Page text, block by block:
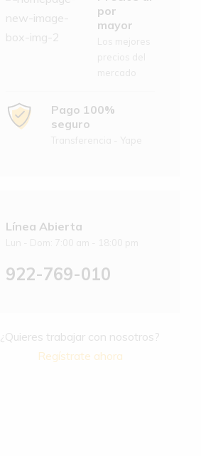
por
mayor
Pago 100%
seguro
Línea Abierta
922-769-010
¿Quieres trabajar con nosotros?
Regístrate ahora